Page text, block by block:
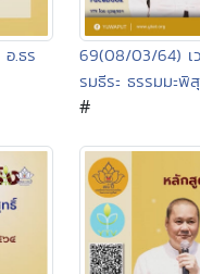
.ธร
69(08/03/64) เ
รมธีระ ธรรมมะพิ
#